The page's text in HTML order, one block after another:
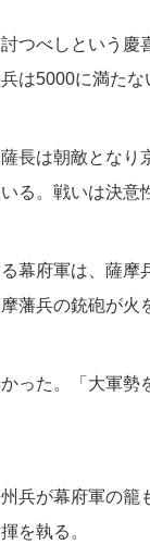
つべしという慶
は5000に満たな
薩長は朝敵となり
る。 戦いは決意
幕府軍は、 薩摩
藩兵の銃砲が火
った。「大軍勢
兵が幕府軍の籠
を執る。